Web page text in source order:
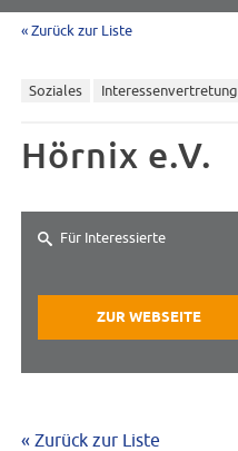
« Zurück zur Liste
Soziales Interessenvertretung
Hörnix e.V.
Für Interessierte
ZUR WEBSEITE
« Zurück zur Liste